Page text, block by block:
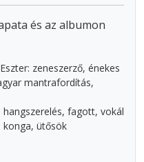
és az albumon
zeneszerző, énekes
mantrafordítás,
hangszerelés, fagott, vokál
konga, ütősök